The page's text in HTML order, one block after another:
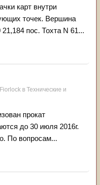
карт внутри
точек. Вершина
пос. Тохта N 61...
Fiorlock в Технические и
прокат
до 30 июля 2016г.
По вопросам...